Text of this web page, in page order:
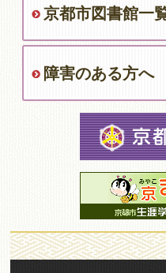
京都市図書館一
障害のある方へ